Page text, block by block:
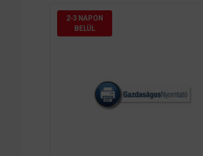
2-3 NAPON
BELÜL